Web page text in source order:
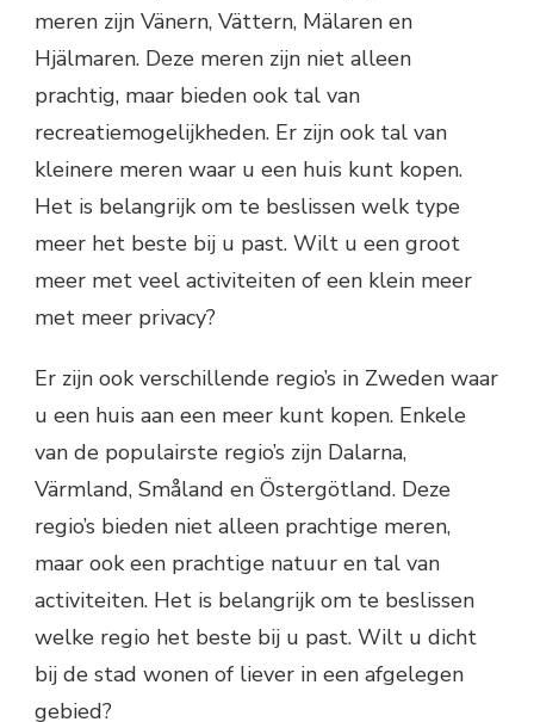
meren zijn Vänern, Vättern, Mälaren en
Hjälmaren. Deze meren zijn niet alleen
prachtig, maar bieden ook tal van
recreatiemogelijkheden. Er zijn ook tal van
kleinere meren waar u een huis kunt kopen.
Het is belangrijk om te beslissen welk type
meer het beste bij u past. Wilt u een groot
meer met veel activiteiten of een klein meer
met meer privacy?
Er zijn ook verschillende regio’s in Zweden waar
u een huis aan een meer kunt kopen. Enkele
van de populairste regio’s zijn Dalarna,
Värmland, Småland en Östergötland. Deze
regio’s bieden niet alleen prachtige meren,
maar ook een prachtige natuur en tal van
activiteiten. Het is belangrijk om te beslissen
welke regio het beste bij u past. Wilt u dicht
bij de stad wonen of liever in een afgelegen
gebied?